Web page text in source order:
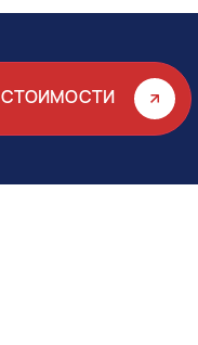
ЗАКАЗАТЬ РАСЧЕТ СТОИМОСТИ